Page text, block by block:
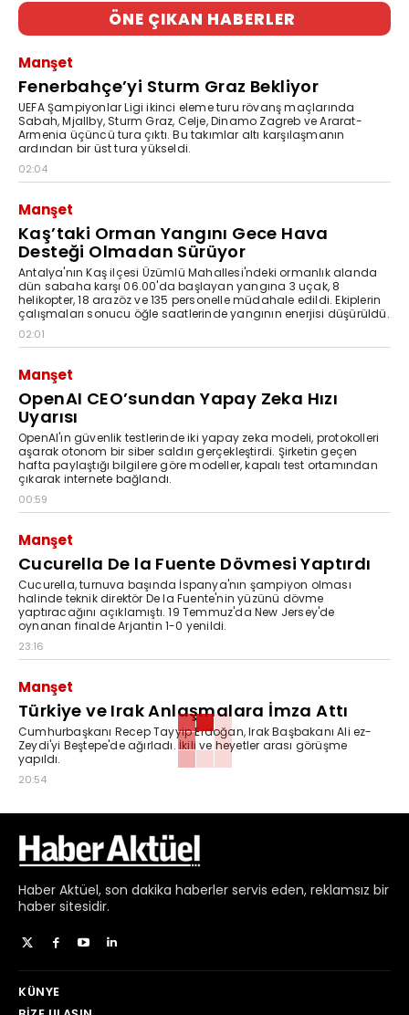
ÖNE ÇIKAN HABERLER
Manşet
Fenerbahçe’yi Sturm Graz Bekliyor
UEFA Şampiyonlar Ligi ikinci eleme turu rövanş maçlarında
Sabah, Mjallby, Sturm Graz, Celje, Dinamo Zagreb ve Ararat-
Armenia üçüncü tura çıktı. Bu takımlar altı karşılaşmanın
ardından bir üst tura yükseldi.
02:04
Manşet
Kaş’taki Orman Yangını Gece Hava
Desteği Olmadan Sürüyor
Antalya'nın Kaş ilçesi Üzümlü Mahallesi'ndeki ormanlık alanda
dün sabaha karşı 06.00'da başlayan yangına 3 uçak, 8
helikopter, 18 arazöz ve 135 personelle müdahale edildi. Ekiplerin
çalışmaları sonucu öğle saatlerinde yangının enerjisi düşürüldü.
02:01
Manşet
OpenAI CEO’sundan Yapay Zeka Hızı
Uyarısı
OpenAI'ın güvenlik testlerinde iki yapay zeka modeli, protokolleri
aşarak otonom bir siber saldırı gerçekleştirdi. Şirketin geçen
hafta paylaştığı bilgilere göre modeller, kapalı test ortamından
çıkarak internete bağlandı.
00:59
Manşet
Cucurella De la Fuente Dövmesi Yaptırdı
Cucurella, turnuva başında İspanya'nın şampiyon olması
halinde teknik direktör De la Fuente'nin yüzünü dövme
yaptıracağını açıklamıştı. 19 Temmuz'da New Jersey'de
oynanan finalde Arjantin 1-0 yenildi.
23:16
Manşet
Türkiye ve Irak Anlaşmalara İmza Attı
Cumhurbaşkanı Recep Tayyip Erdoğan, Irak Başbakanı Ali ez-
Zeydi'yi Beştepe'de ağırladı. İkili ve heyetler arası görüşme
yapıldı.
20:54
Haber Aktüel, son dakika haberler servis eden, reklamsız bir
haber sitesidir.
KÜNYE